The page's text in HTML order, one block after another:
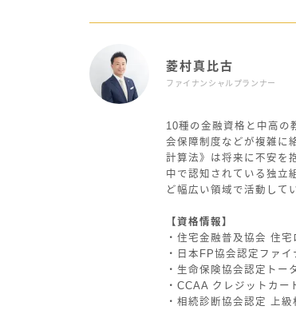
菱村真比古
ファイナンシャルプランナー
10種の金融資格と中高の
会保障制度などが複雑に
計算法》は将来に不安を
中で認知されている独立
ど幅広い領域で活動して
【資格情報】
・住宅金融普及協会 住
・日本FP協会認定ファ
・生命保険協会認定トー
・CCAA クレジットカー
・相続診断協会認定 上級